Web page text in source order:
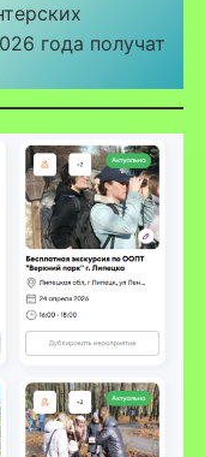
года получат